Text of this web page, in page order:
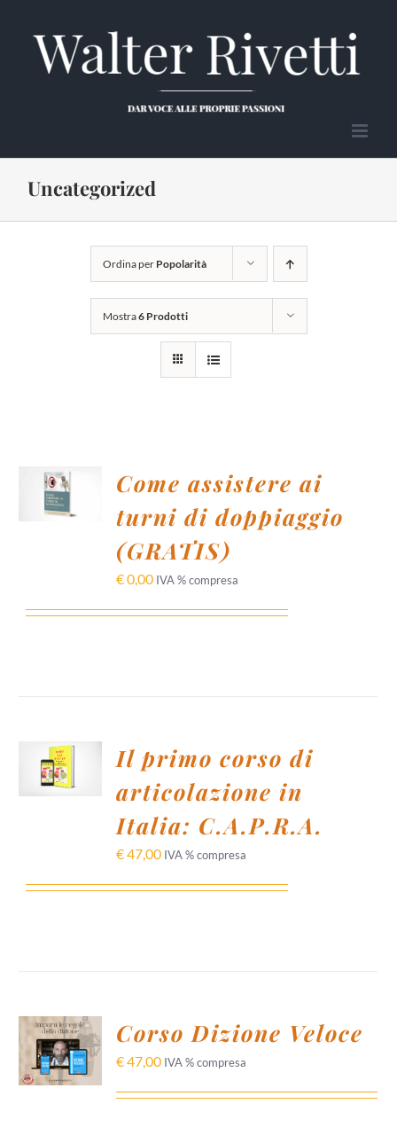
contenuto
Uncategorized
Ordina per Popolarità
Mostra6 Prodotti
AL
CARRELLO
/
Come assistere ai
turni di doppiaggio
(GRATIS)
€0,00 IVA % compresa
AL
CARRELLO
/
Il primo corso di
articolazione in
Italia: C.A.P.R.A.
€47,00 IVA % compresa
AGGIUNGI
AL
CARRELLO
/
DETTAGLI
Corso Dizione Veloce
€47,00 IVA % compresa